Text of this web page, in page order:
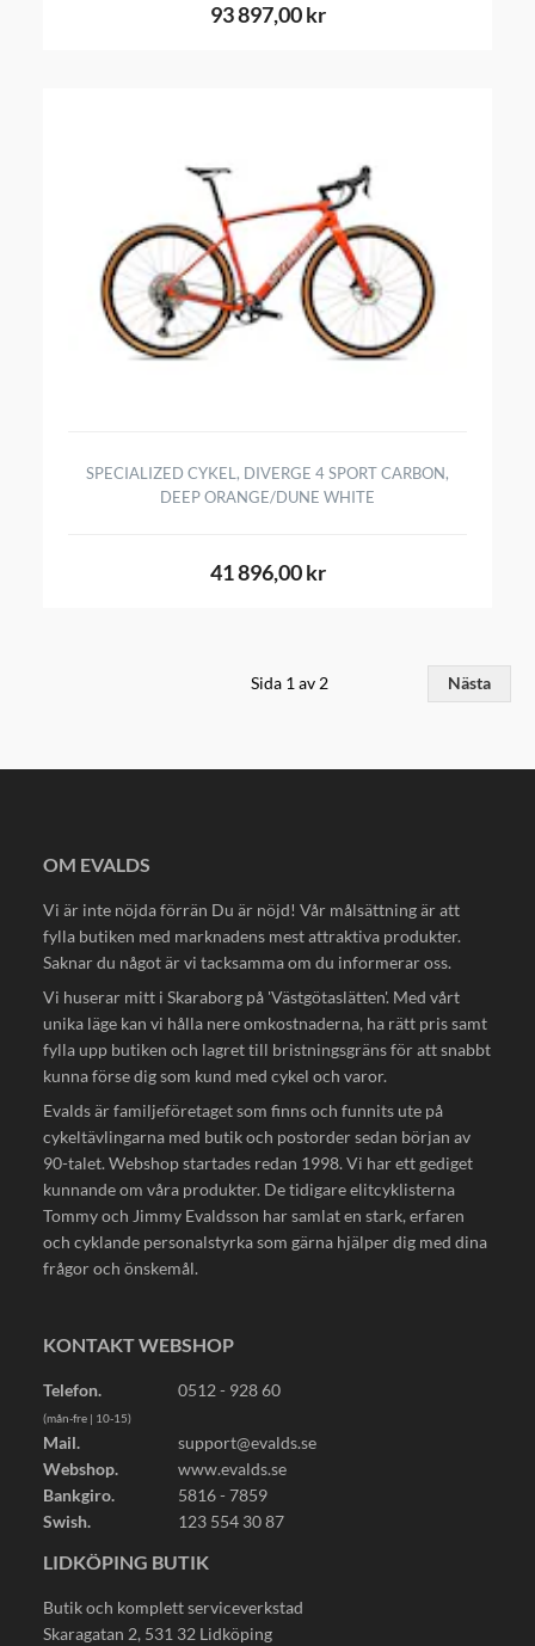
93 897,00 kr
SPECIALIZED CYKEL, DIVERGE 4 SPORT CARBON,
DEEP ORANGE/DUNE WHITE
41 896,00 kr
Sida 1 av 2 Nästa
OM EVALDS
Vi är inte nöjda förrän Du är nöjd! Vår målsättning är att
fylla butiken med marknadens mest attraktiva produkter.
Saknar du något är vi tacksamma om du informerar oss.
Vi huserar mitt i Skaraborg på 'Västgötaslätten'. Med vårt
unika läge kan vi hålla nere omkostnaderna, ha rätt pris samt
fylla upp butiken och lagret till bristningsgräns för att snabbt
kunna förse dig som kund med cykel och varor.
Evalds är familjeföretaget som finns och funnits ute på
cykeltävlingarna med butik och postorder sedan början av
90-talet. Webshop startades redan 1998. Vi har ett gediget
kunnande om våra produkter. De tidigare elitcyklisterna
Tommy och Jimmy Evaldsson har samlat en stark, erfaren
och cyklande personalstyrka som gärna hjälper dig med dina
frågor och önskemål.
KONTAKT WEBSHOP
Telefon. 0512 - 928 60
(mån-fre | 10-15)
Mail.
support@evalds.se
Webshop.
www.evalds.se
Bankgiro.
5816 - 7859
Swish.
123 554 30 87
LIDKÖPING BUTIK
Butik och komplett serviceverkstad
Skaragatan 2, 531 32 Lidköping